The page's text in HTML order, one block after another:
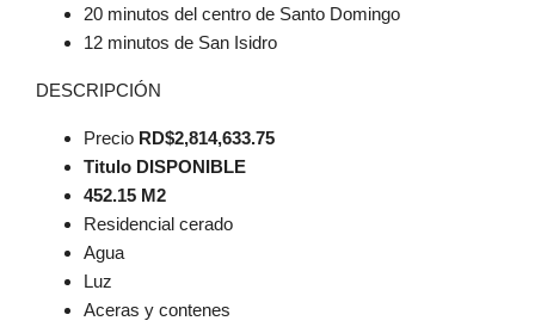
20 minutos del centro de Santo Domingo
12 minutos de San Isidro
DESCRIPCIÓN
Precio RD$2,814,633.75
Titulo DISPONIBLE
452.15 M2
Residencial cerado
Agua
Luz
Aceras y contenes